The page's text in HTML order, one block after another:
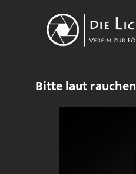
Bitte laut rauchen